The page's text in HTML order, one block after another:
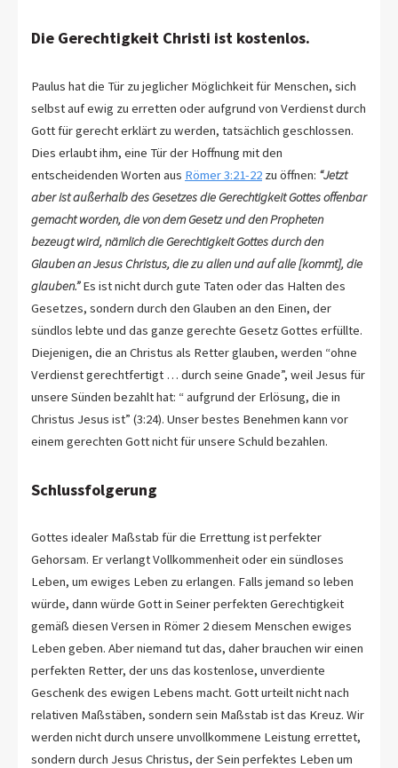
Die Gerechtigkeit Christi ist kostenlos.
Paulus hat die Tür zu jeglicher Möglichkeit für Menschen, sich
selbst auf ewig zu erretten oder aufgrund von Verdienst durch
Gott für gerecht erklärt zu werden, tatsächlich geschlossen.
Dies erlaubt ihm, eine Tür der Hoffnung mit den
entscheidenden Worten aus Römer 3:21-22 zu öffnen: “Jetzt
aber ist außerhalb des Gesetzes die Gerechtigkeit Gottes offenbar
gemacht worden, die von dem Gesetz und den Propheten
bezeugt wird, nämlich die Gerechtigkeit Gottes durch den
Glauben an Jesus Christus, die zu allen und auf alle [kommt], die
glauben.”Es ist nicht durch gute Taten oder das Halten des
Gesetzes, sondern durch den Glauben an den Einen, der
sündlos lebte und das ganze gerechte Gesetz Gottes erfüllte.
Diejenigen, die an Christus als Retter glauben, werden “ohne
Verdienst gerechtfertigt … durch seine Gnade”, weil Jesus für
unsere Sünden bezahlt hat: “ aufgrund der Erlösung, die in
Christus Jesus ist” (3:24). Unser bestes Benehmen kann vor
einem gerechten Gott nicht für unsere Schuld bezahlen.
Schlussfolgerung
Gottes idealer Maßstab für die Errettung ist perfekter
Gehorsam. Er verlangt Vollkommenheit oder ein sündloses
Leben, um ewiges Leben zu erlangen. Falls jemand so leben
würde, dann würde Gott in Seiner perfekten Gerechtigkeit
gemäß diesen Versen in Römer 2diesem Menschen ewiges
Leben geben. Aber niemand tut das, daher brauchen wir einen
perfekten Retter, der uns das kostenlose, unverdiente
Geschenk des ewigen Lebens macht. Gott urteilt nicht nach
relativen Maßstäben, sondern sein Maßstab ist das Kreuz. Wir
werden nicht durch unsere unvollkommene Leistung errettet,
sondern durch Jesus Christus, der Sein perfektes Leben um